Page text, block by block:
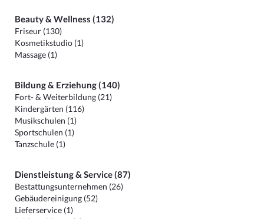
Beauty & Wellness (132)
Friseur (130)
Kosmetikstudio (1)
Massage (1)
Bildung & Erziehung (140)
Fort- & Weiterbildung (21)
Kindergärten (116)
Musikschulen (1)
Sportschulen (1)
Tanzschule (1)
Dienstleistung & Service (87)
Bestattungsunternehmen (26)
Gebäudereinigung (52)
Lieferservice (1)